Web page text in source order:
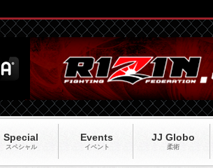
Special
スペシャル
Events
イベント
JJ Globo
柔術